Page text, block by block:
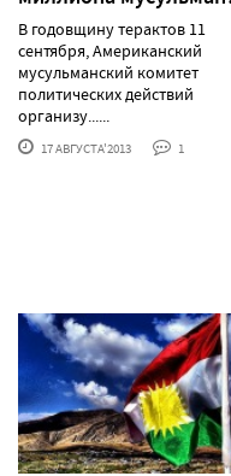
В годовщину терактов 11
сентября, Американский
мусульманский комитет
политических действий
организу......
17 АВГУСТА'2013 1